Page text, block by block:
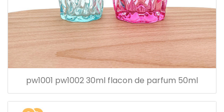
pw1001 pw1002 30ml flacon de parfum 50ml